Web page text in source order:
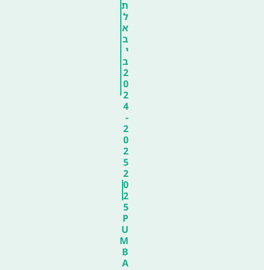
ת
ל
א
ב
י
ב
2
0
2
4
-
2
0
2
5
2
0
2
5
P
U
M
B
A